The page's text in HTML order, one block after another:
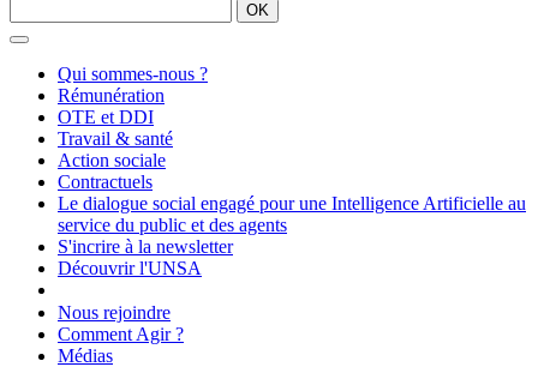
OK
Qui sommes-nous ?
Rémunération
OTE et DDI
Travail & santé
Action sociale
Contractuels
Le dialogue social engagé pour une Intelligence Artificielle au
service du public et des agents
S'incrire à la newsletter
Découvrir l'UNSA
Nous rejoindre
Comment Agir ?
Médias